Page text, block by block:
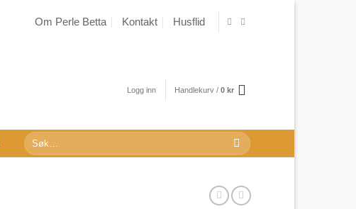
Om Perle Betta Kontakt Husflid
Logg inn Handlekurv / 0 kr
Søk
etter: